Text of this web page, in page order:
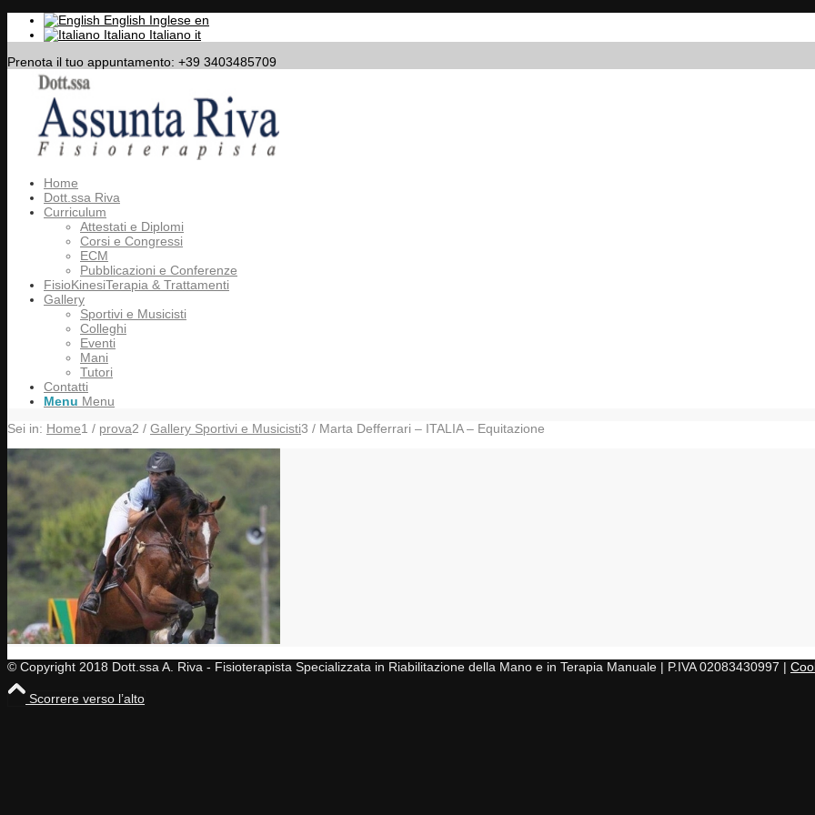
English Inglese en
Italiano Italiano it
Prenota il tuo appuntamento: +39 3403485709
Home
Dott.ssa Riva
Curriculum
Attestati e Diplomi
Corsi e Congressi
ECM
Pubblicazioni e Conferenze
FisioKinesiTerapia & Trattamenti
Gallery
Sportivi e Musicisti
Colleghi
Eventi
Mani
Tutori
Contatti
Menu Menu
Sei in: Home1 / prova2 / Gallery Sportivi e Musicisti3 / Marta Defferrari – ITALIA – Equitazione
© Copyright 2018 Dott.ssa A. Riva - Fisioterapista Specializzata in Riabilitazione della Mano e in Terapia Manuale | P.IVA 02083430997 |
Scorrere verso l’alto